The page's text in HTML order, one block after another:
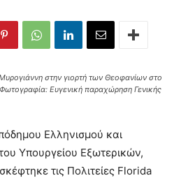
στην γιορτή των Θεοφανίων στο
Ευγενική παραχώρηση Γενικής
Ελληνισμού και
Υπουργείου Εξωτερικών,
τις Πολιτείες Florida